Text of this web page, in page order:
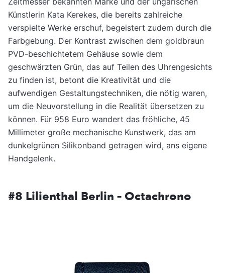
Künstlerin Kata Kerekes, die bereits zahlreiche
verspielte Werke erschuf, begeistert zudem durch die
Farbgebung. Der Kontrast zwischen dem goldbraun
PVD-beschichtetem Gehäuse sowie dem
geschwärzten Grün, das auf Teilen des Uhrengesichts
zu finden ist, betont die Kreativität und die
aufwendigen Gestaltungstechniken, die nötig waren,
um die Neuvorstellung in die Realität übersetzen zu
können. Für 958 Euro wandert das fröhliche, 45
Millimeter große mechanische Kunstwerk, das am
dunkelgrünen Silikonband getragen wird, ans eigene
Handgelenk.
#8 Lilienthal Berlin – Octachrono